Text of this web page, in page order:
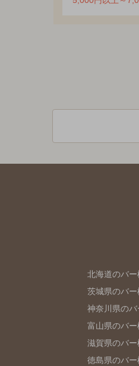
北海道のバー
茨城県のバー
神奈川県のバ
富山県のバー
滋賀県のバー
徳島県のバー